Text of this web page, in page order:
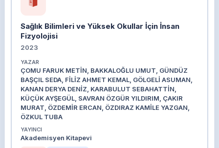
Sağlık Bilimleri ve Yüksek Okullar İçin İnsan
Fizyolojisi
2023
YAZAR
ÇOMU FARUK METİN, BAKKALOĞLU UMUT, GÜNDÜZ
BAŞÇIL SEDA, FİLİZ AHMET KEMAL, GÖLGELİ ASUMAN,
KANAN DERYA DENİZ, KARABULUT SEBAHATTİN,
KÜÇÜK AYŞEGÜL, SAVRAN ÖZGÜR YILDIRIM, ÇAKIR
MURAT, ÖZDEMİR ERCAN, ÖZDIRAZ KAMİLE YAZGAN,
ÖZKUL TUBA
YAYINCI
Akademisyen Kitapevi